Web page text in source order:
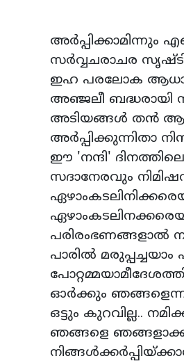
ഇഹ
അഞ്ജലീ
അടിയങ്ങള്‍
ഈ 'നന്ദി'
സദാനേരവും
പാരില്‍
ഓര്‍ക്കും
ഒട്ടും
ഞങ്ങളെ